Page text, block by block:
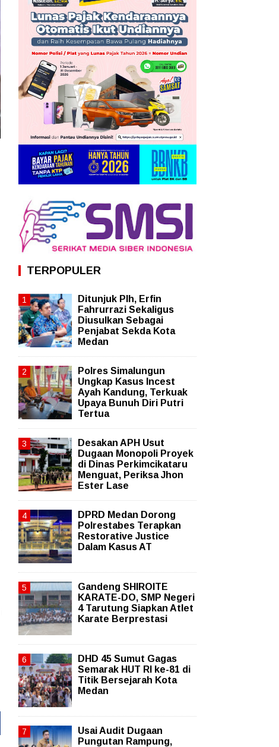
TERPOPULER
Ditunjuk Plh, Erfin
Fahrurrazi Sekaligus
Diusulkan Sebagai
Penjabat Sekda Kota
Medan
Polres Simalungun
Ungkap Kasus Incest
Ayah Kandung, Terkuak
Upaya Bunuh Diri Putri
Tertua
Desakan APH Usut
Dugaan Monopoli Proyek
di Dinas Perkimcikataru
Menguat, Periksa Jhon
Ester Lase
DPRD Medan Dorong
Polrestabes Terapkan
Restorative Justice
Dalam Kasus AT
Gandeng SHIROITE
KARATE-DO, SMP Negeri
4 Tarutung Siapkan Atlet
Karate Berprestasi
DHD 45 Sumut Gagas
Semarak HUT RI ke-81 di
Titik Bersejarah Kota
Medan
Usai Audit Dugaan
Pungutan Rampung,